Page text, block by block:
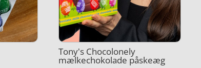
Tony's Chocolonely
mælkechokolade påskeæg